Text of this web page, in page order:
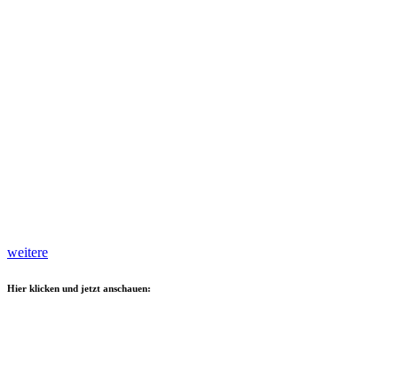
weitere
Hier klicken und jetzt anschauen: